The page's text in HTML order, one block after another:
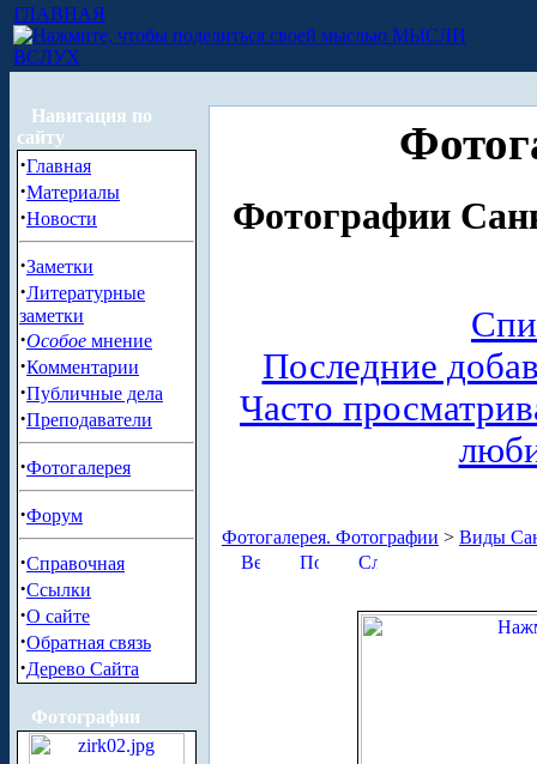
ГЛАВНАЯ
МЫСЛИ
ВСЛУХ
Навигация по
сайту
·Главная
·Материалы
·Новости
·Заметки
·Литературные
заметки
·Особое мнение
·Комментарии
·Публичные дела
·Преподаватели
·Фотогалерея
·Форум
·Справочная
·Ссылки
·О сайте
·Обратная связь
·Дерево Сайта
Фотографии
Фотографии
Последние
Часто
Фотогалерея. Фотографии > Виды